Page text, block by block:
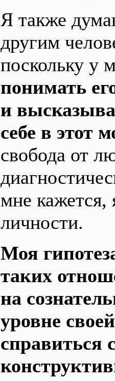
Я также
другим
поскольку у
понимать
и
себе в этот
свобода от
мне кажется,
личности.
Моя
таких
на
уровне
справиться